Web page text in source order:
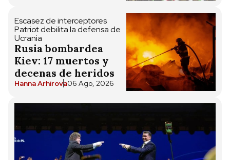
Escasez de interceptores
Patriot debilita la defensa de
Ucrania
Rusia bombardea
Kiev: 17 muertos y
decenas de heridos
Hanna Arhirova06 Ago, 2026